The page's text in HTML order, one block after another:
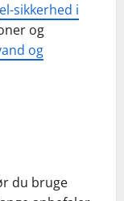
el-sikkerhed i
og
og
du bruge